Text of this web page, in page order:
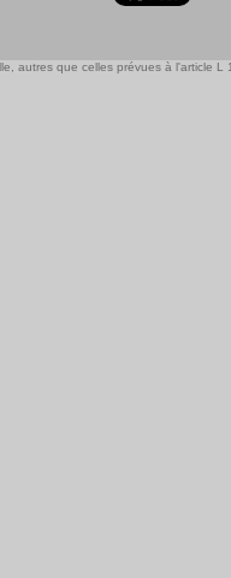
autres que celles prévues à l'article